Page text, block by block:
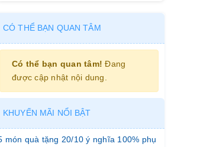
CÓ THỂ BẠN QUAN TÂM
Có thể bạn quan tâm! Đang
được cập nhật nội dung.
KHUYẾN MÃI NỔI BẬT
món quà tặng 20/10 ý nghĩa 100% phụ